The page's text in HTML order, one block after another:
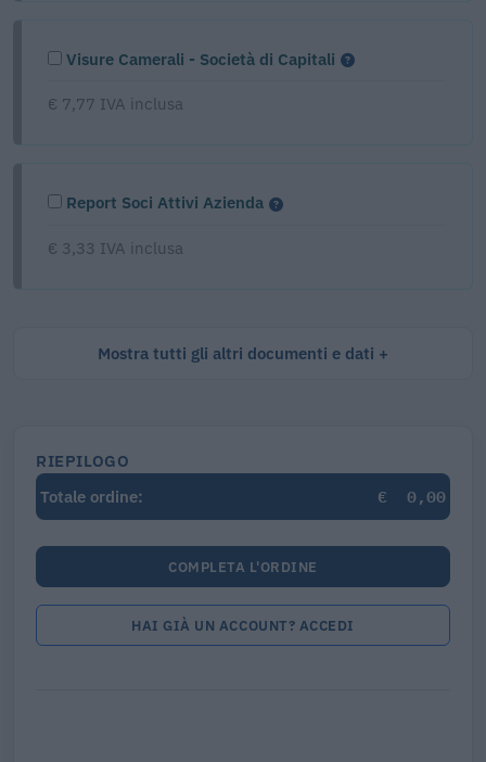
Visure Camerali - Società di Capitali
€ 7,77 IVA inclusa
Report Soci Attivi Azienda
€ 3,33 IVA inclusa
Mostra tutti gli altri documenti e dati
RIEPILOGO
Totale ordine:
€ 0,00
COMPLETA L'ORDINE
HAI GIÀ UN ACCOUNT? ACCEDI